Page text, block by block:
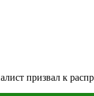
призвал к